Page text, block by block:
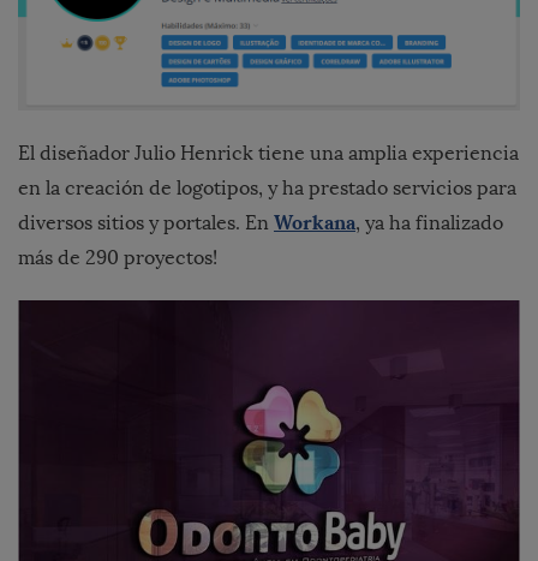
El diseñador Julio Henrick tiene una amplia experiencia
en la creación de logotipos, y ha prestado servicios para
diversos sitios y portales. En Workana, ya ha finalizado
más de 290 proyectos!